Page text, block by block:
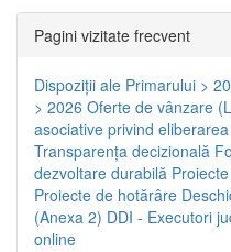
Pagini vizitate frecvent
Dispoziţii ale Primarului >
> 2026 Oferte de vânzare
asociative privind
Transparenţa decizională
dezvoltare durabilă
Proiecte de hotărâre
(Anexa 2) DDI - Executori
online